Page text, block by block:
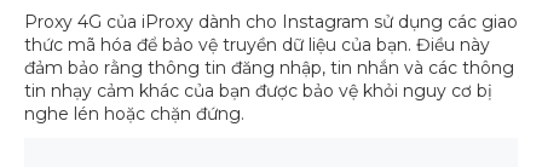
Proxy 4G của iProxy dành cho Instagram sử dụng các giao
thức mã hóa để bảo vệ truyền dữ liệu của bạn. Điều này
đảm bảo rằng thông tin đăng nhập, tin nhắn và các thông
tin nhạy cảm khác của bạn được bảo vệ khỏi nguy cơ bị
nghe lén hoặc chặn đứng.